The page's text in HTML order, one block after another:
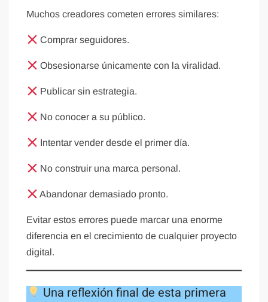
Muchos creadores cometen errores similares:
Comprar seguidores.
Obsesionarse únicamente con la viralidad.
Publicar sin estrategia.
No conocer a su público.
Intentar vender desde el primer día.
No construir una marca personal.
Abandonar demasiado pronto.
Evitar estos errores puede marcar una enorme
diferencia en el crecimiento de cualquier proyecto
digital.
Una reflexión final de esta primera